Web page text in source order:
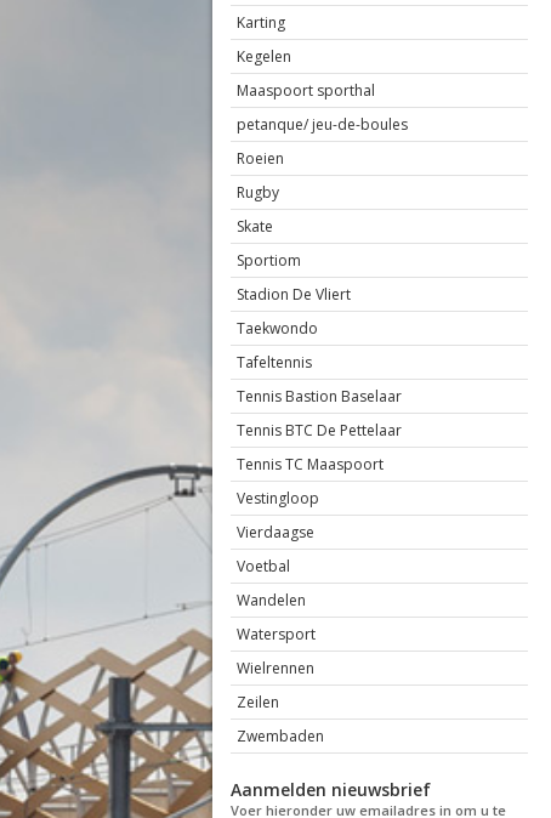
Karting
Kegelen
Maaspoort sporthal
petanque/ jeu-de-boules
Roeien
Rugby
Skate
Sportiom
Stadion De Vliert
Taekwondo
Tafeltennis
Tennis Bastion Baselaar
Tennis BTC De Pettelaar
Tennis TC Maaspoort
Vestingloop
Vierdaagse
Voetbal
Wandelen
Watersport
Wielrennen
Zeilen
Zwembaden
Aanmelden nieuwsbrief
Voer hieronder uw emailadres in om u te